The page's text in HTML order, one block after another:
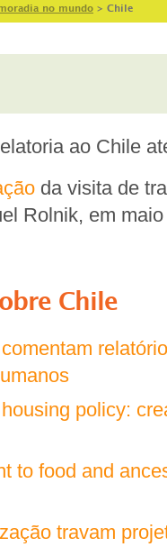
no mundo > Chile
ao Chile
da visita de
Rolnik, em
Chile
policy:
to food and
travam